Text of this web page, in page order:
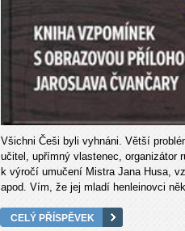
Všichni Češi byli vyhnáni. Větší
učitel, upřímný vlastenec, organizátor
k výročí umučení Mistra Jana Husa,
apod. Vím, že jej mladí henleinovci
CELÝ PŘÍSPĚVEK